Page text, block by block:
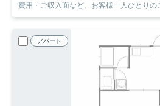
費用・ご収入面など、お客様一人ひとりの
アパート